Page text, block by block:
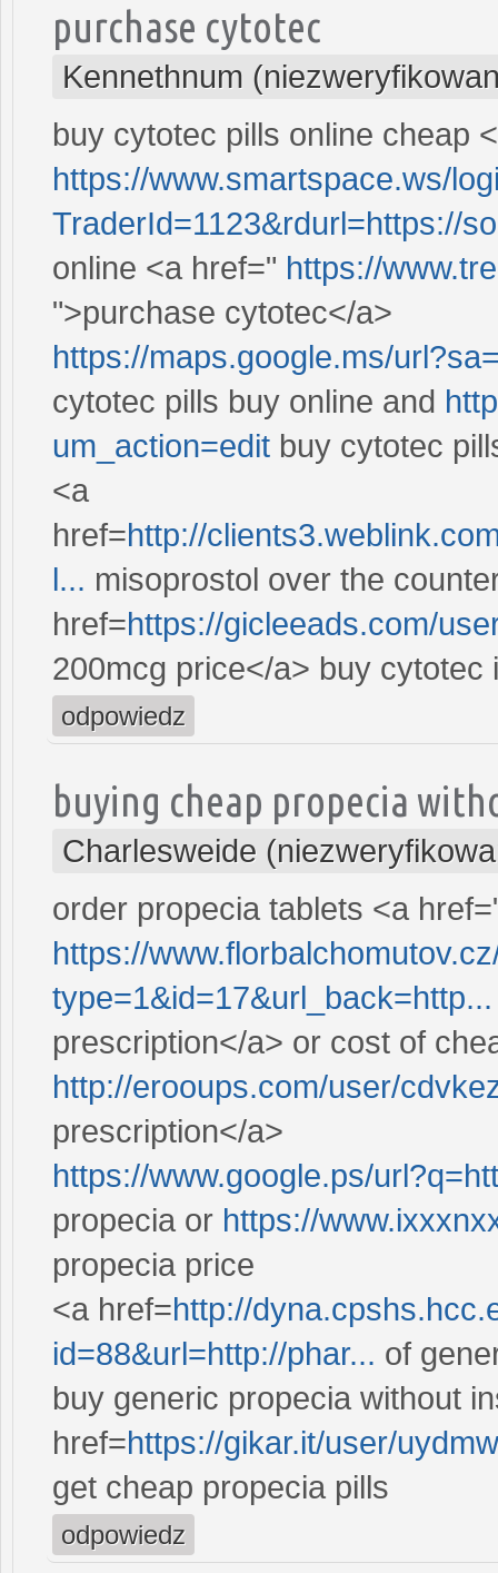
purchase cytotec
Kennethnum
buy cytotec pills online cheap
https://www.smartspace.ws/
TraderId=1123&rdurl=https://
online <a href=" https://
">purchase cytotec</a>
https://maps.google.ms/
cytotec pills buy online and
um_action=edit buy cytotec
<a
href=http://
l... misoprostol over the
href=https://gicleeads.com/
200mcg price</a> buy cytotec
odpowiedz
buying cheap propecia
Charlesweide
order propecia tablets <a
https://
type=1&id=17&url_back=http...
prescription</a> or cost of
http://erooups.com/user/
prescription</a>
https://www.google.ps/
propecia or https://
propecia price
<a href=http://
id=88&url=http://phar... of
buy generic propecia without
href=https://gikar.it/user/
get cheap propecia pills
odpowiedz